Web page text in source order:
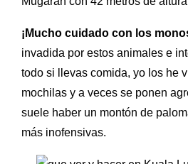
¡Mucho cuidado con los
invadida por estos animales e
todo si llevas comida, yo los he
mochilas y a veces se ponen
suele haber un montón de
más inofensivas.